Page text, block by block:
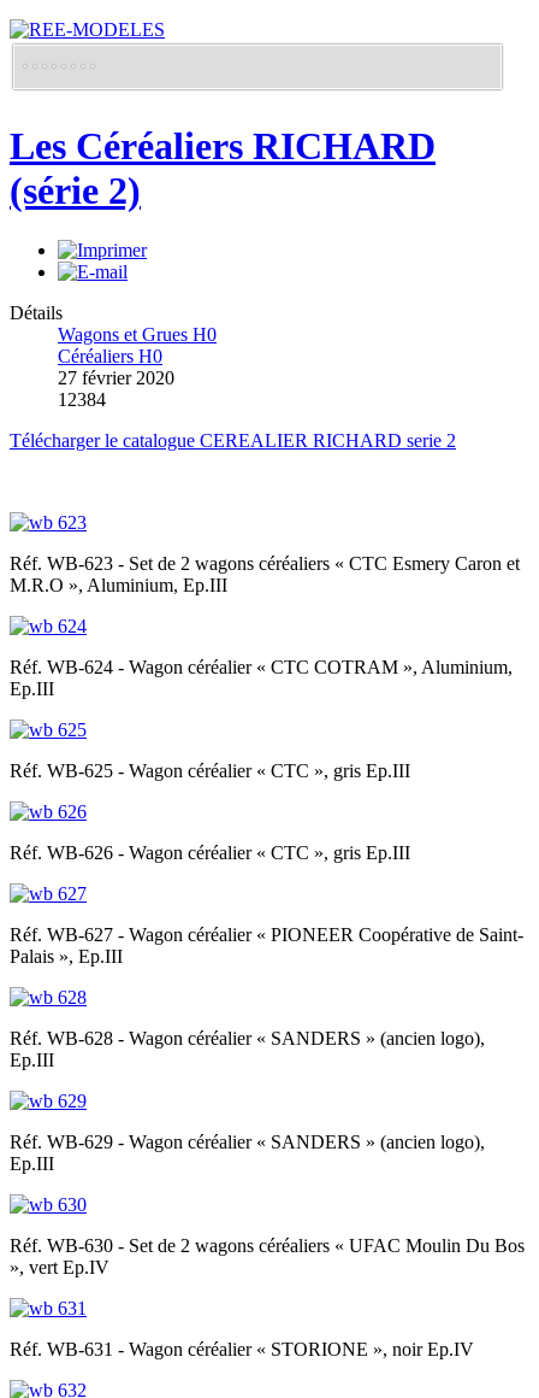
Les Céréaliers RICHARD
(série 2)
Détails
Wagons et Grues H0
Céréaliers H0
27 février 2020
12384
Télécharger le catalogue CEREALIER RICHARD serie 2
Réf. WB-623 - Set de 2 wagons céréaliers « CTC Esmery Caron et
M.R.O », Aluminium, Ep.III
Réf. WB-624 - Wagon céréalier « CTC COTRAM », Aluminium,
Ep.III
Réf. WB-625 - Wagon céréalier « CTC », gris Ep.III
Réf. WB-626 - Wagon céréalier « CTC », gris Ep.III
Réf. WB-627 - Wagon céréalier « PIONEER Coopérative de Saint-
Palais », Ep.III
Réf. WB-628 - Wagon céréalier « SANDERS » (ancien logo),
Ep.III
Réf. WB-629 - Wagon céréalier « SANDERS » (ancien logo),
Ep.III
Réf. WB-630 - Set de 2 wagons céréaliers « UFAC Moulin Du Bos
», vert Ep.IV
Réf. WB-631 - Wagon céréalier « STORIONE », noir Ep.IV